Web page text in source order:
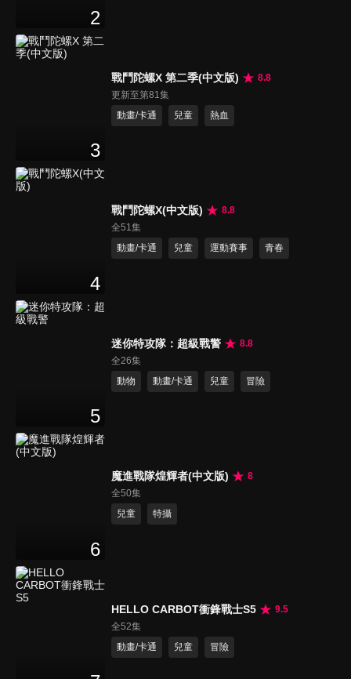
2
3
戰鬥陀螺X 第二季(中文版)
8.8
更新至第81集
動畫/卡通
兒童 熱血
4
戰鬥陀螺X(中文版)
8.8
全51集
動畫/卡通
兒童 運動賽事 青春
5
迷你特攻隊：超級戰警
8.8
全26集
動物
動畫/卡通 兒童 冒險
6
魔進戰隊煌輝者(中文版)
8
全50集
兒童
特攝
HELLO CARBOT衝鋒戰士S5
9.5
全52集
動畫/卡通
兒童 冒險